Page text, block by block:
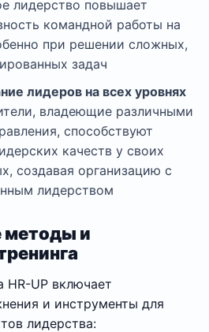
лидерство повышает
командной работы на
при решении сложных,
задач
лидеров на всех уровнях
владеющие различными
способствуют
качеств у своих
создавая организацию с
лидерством
методы и
HR-UP включает
и инструменты для
лидерства: